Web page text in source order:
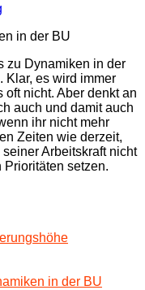
zu Dynamiken in der
Klar, es wird immer
oft nicht. Aber denkt an
auch und damit auch
ihr nicht mehr
Zeiten wie derzeit,
Arbeitskraft nicht
Prioritäten setzen.
in der BU